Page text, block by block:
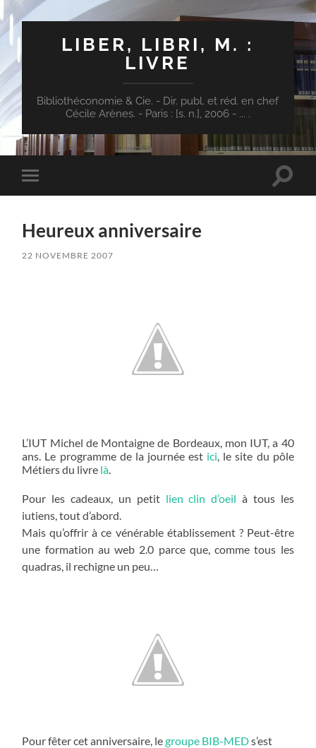
LIBER, LIBRI, M. :
LIVRE
Bibliothéconomie & Cie. - Dir. publ. et réd. en chef
Cécile Arènes. - Paris : [s. n.], 2006 - ... .
Toggle
mobile
Toggle
Heureux anniversaire
22 NOVEMBRE 2007
L’IUT Michel de Montaigne de Bordeaux, mon IUT, a 40
ans. Le programme de la journée est ici , le site du pôle
Métiers du livre là
Pour les cadeaux, un petit lien clin d’oeil à tous les
iutiens, tout d’abord.
Mais qu’offrir à ce vénérable établissement ? Peut-être
une formation au web 2.0 parce que, comme tous les
quadras, il rechigne un peu…
Pour fêter cet anniversaire, legroupe BIB-MEDs’est